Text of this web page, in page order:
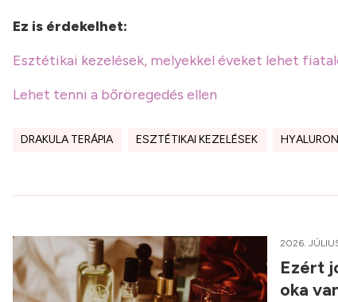
Ez is érdekelhet:
Esztétikai kezelések, melyekkel éveket lehet
Lehet tenni a bőröregedés ellen
DRAKULA TERÁPIA ESZTÉTIKAI KEZELÉSEK
2026.
Ezért
oka